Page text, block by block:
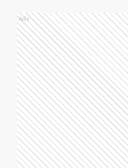
Ads